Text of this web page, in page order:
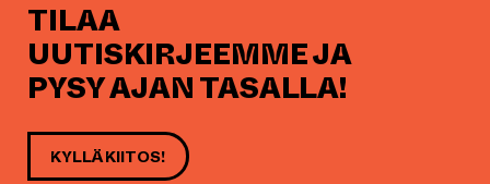
TILAA
UUTISKIRJEEMME JA
PYSY AJAN TASALLA!
KYLLÄ KIITOS!